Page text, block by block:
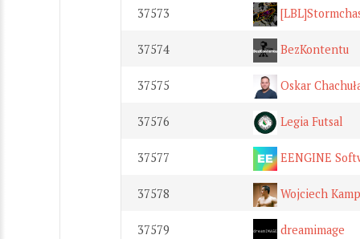
37573
37574 BezKontentu
37575 Oskar
37576 Legia Futsal
37577 EENGINE
37578 Wojciech
37579 dreamimage